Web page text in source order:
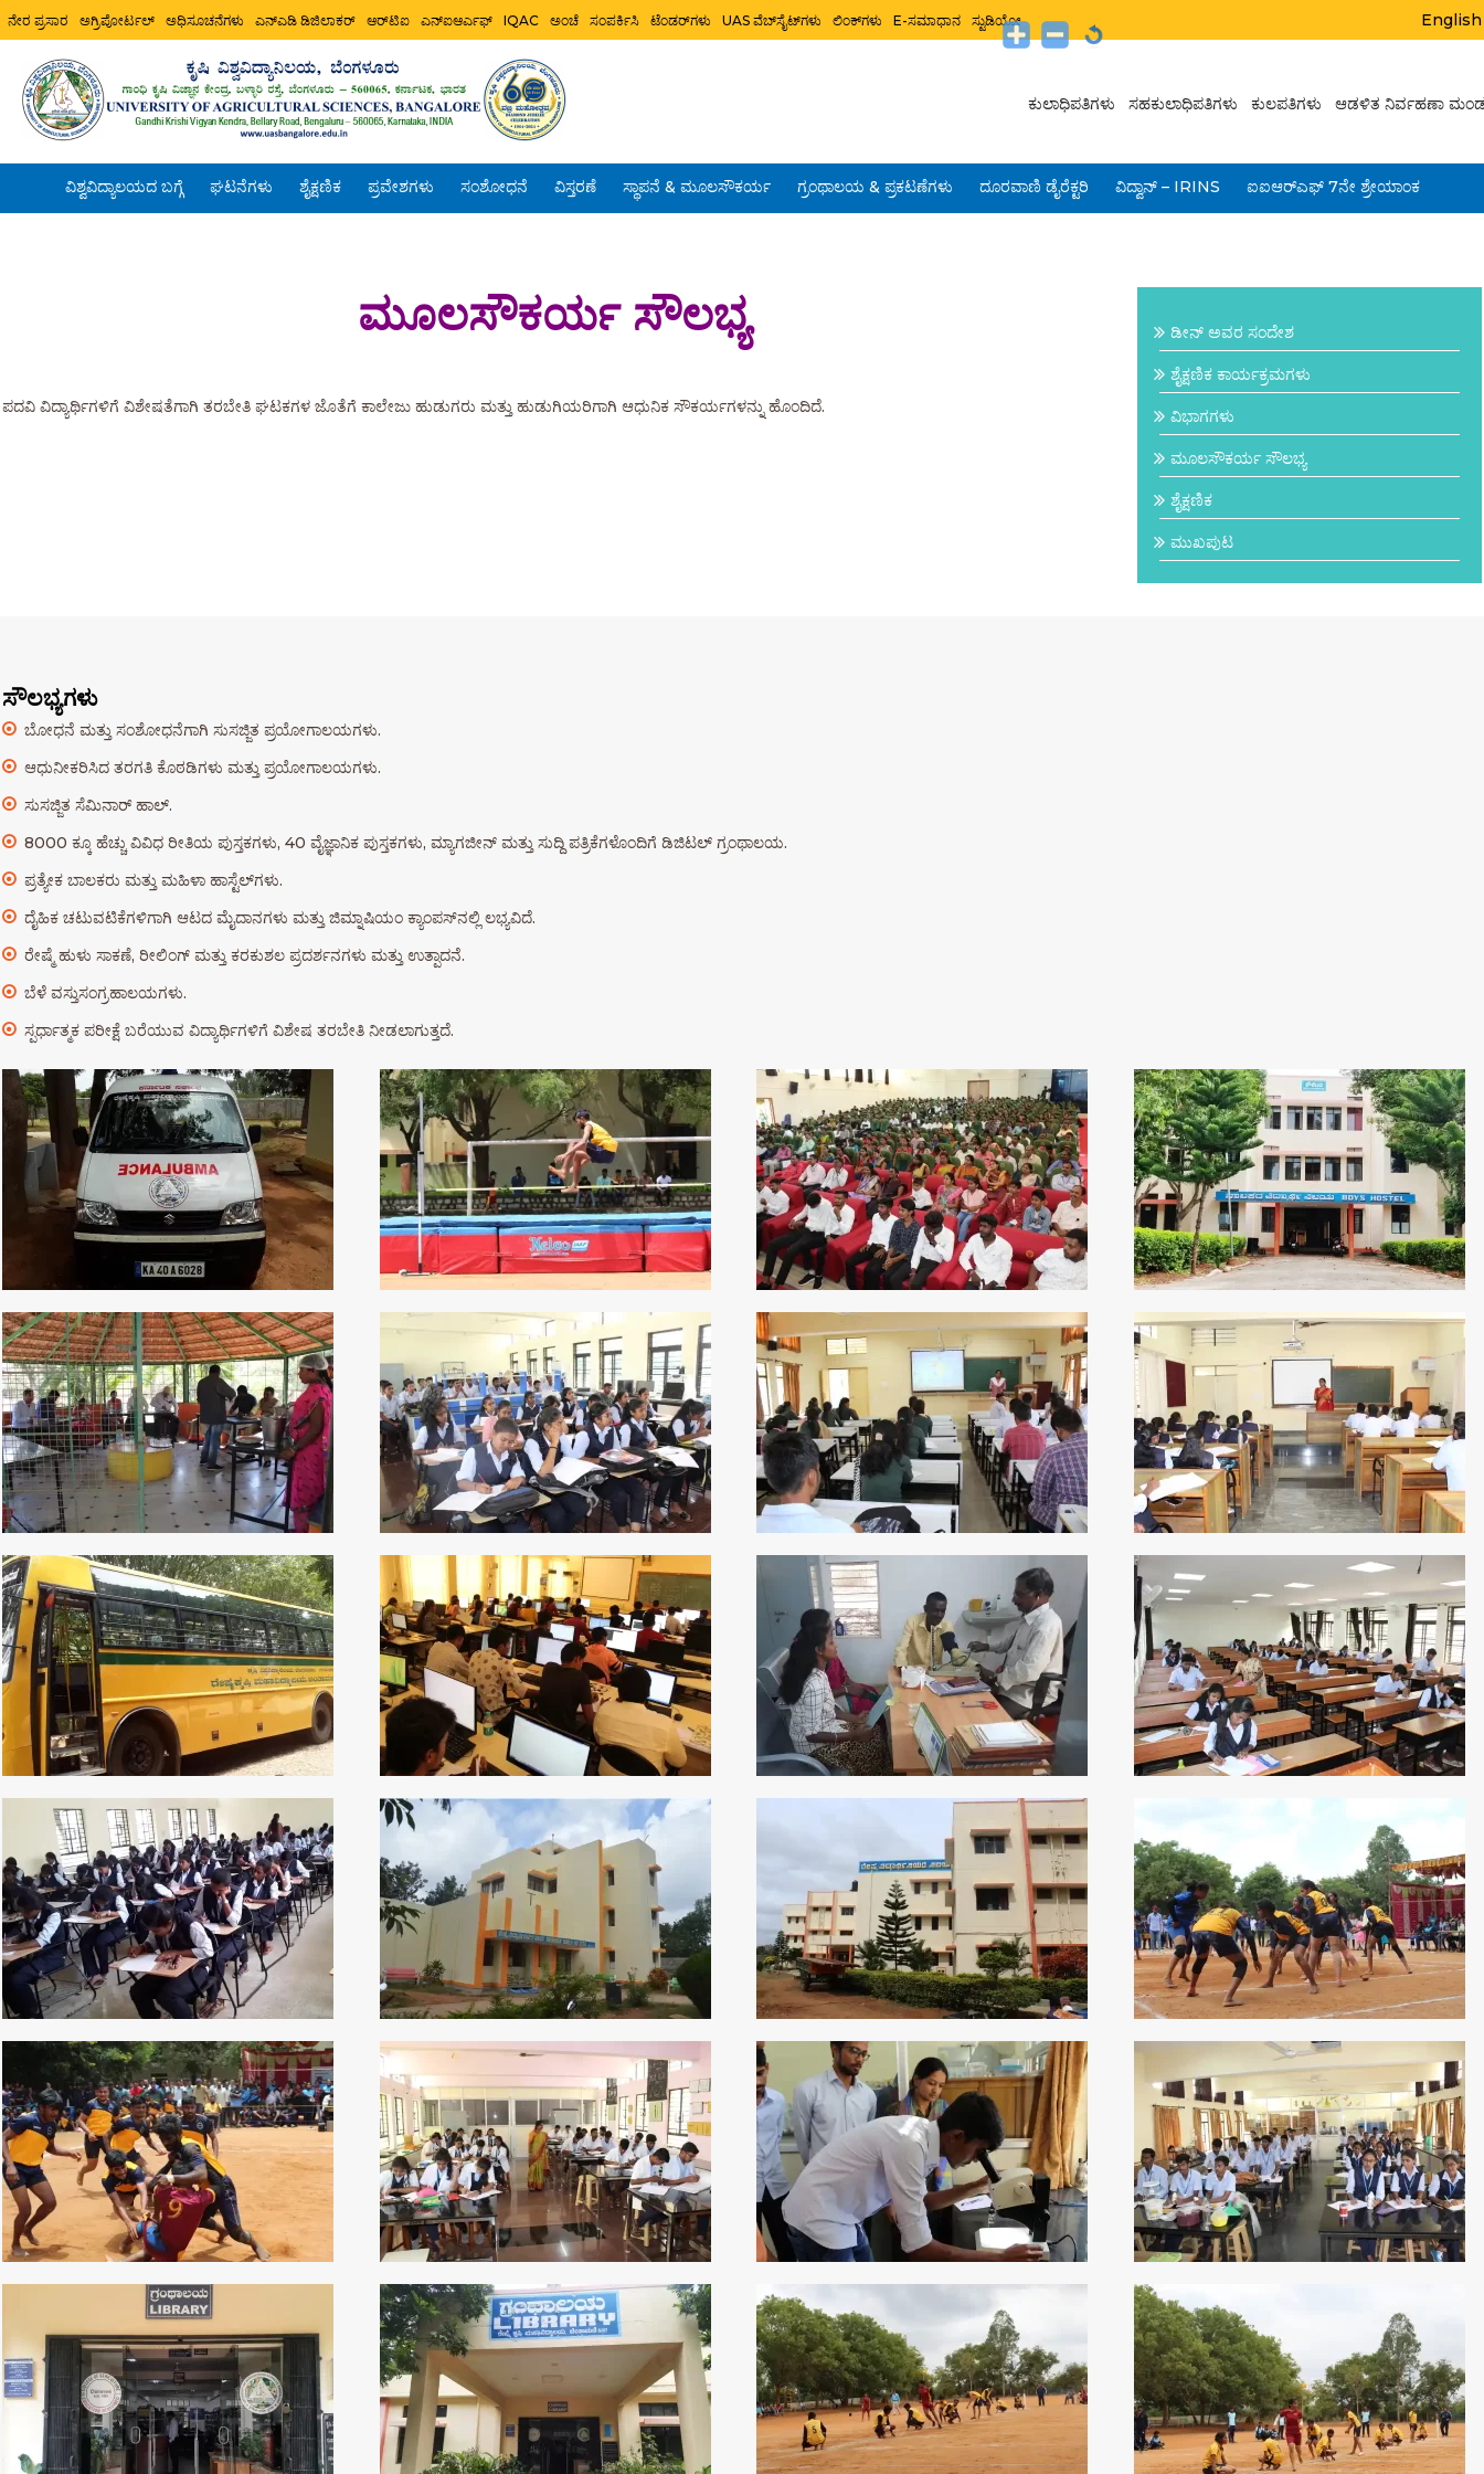
ನೇರ ಪ್ರಸಾರ ಅಗ್ರಿಪೋರ್ಟಲ್ ಅಧಿಸೂಚನೆಗಳು ಎನ್ಎಡಿ ಡಿಜಿಲಾಕರ್ ಆರ್‌ಟಿಐ ಎನ್ಐಆರ್ಎಫ್ IQAC ಅಂಚೆ ಸಂಪರ್ಕಿಸಿ ಟೆಂಡರ್‌ಗಳು UAS ವೆಬ್‌ಸೈಟ್‌ಗಳು ಲಿಂಕ್‌ಗಳು E-ಸಮಾಧಾನ ಸ್ಟುಡಿಯೋ English
ಕುಲಾಧಿಪತಿಗಳು ಸಹಕುಲಾಧಿಪತಿಗಳು ಕುಲಪತಿಗಳು ಆಡಳಿತ ನಿರ್ವಹಣಾ
ವಿಶ್ವವಿದ್ಯಾಲಯದ ಬಗ್ಗೆ ಘಟನೆಗಳು ಶೈಕ್ಷಣಿಕ ಪ್ರವೇಶಗಳು ಸಂಶೋಧನೆ ವಿಸ್ತರಣೆ ಸ್ಥಾಪನೆ & ಮೂಲಸೌಕರ್ಯ ಗ್ರಂಥಾಲಯ & ಪ್ರಕಟಣೆಗಳು ದೂರವಾಣಿ ಡೈರೆಕ್ಟರಿ ವಿದ್ವಾನ್ – IRINS ಐಐಆರ್‌ಎಫ್ 7ನೇ ಶ್ರೇಯಾಂಕ
ಮೂಲಸೌಕರ್ಯ ಸೌಲಭ್ಯ
ಪದವಿ ವಿದ್ಯಾರ್ಥಿಗಳಿಗೆ ವಿಶೇಷತೆಗಾಗಿ ತರಬೇತಿ ಘಟಕಗಳ ಜೊತೆಗೆ ಕಾಲೇಜು ಹುಡುಗರು ಮತ್ತು ಹುಡುಗಿಯರಿಗಾಗಿ ಆಧುನಿಕ ಸೌಕರ್ಯಗಳನ್ನು ಹೊಂದಿದೆ.
ಡೀನ್ ಅವರ ಸಂದೇಶ
ಶೈಕ್ಷಣಿಕ ಕಾರ್ಯಕ್ರಮಗಳು
ವಿಭಾಗಗಳು
ಮೂಲಸೌಕರ್ಯ ಸೌಲಭ್ಯ
ಶೈಕ್ಷಣಿಕ
ಮುಖಪುಟ
ಸೌಲಭ್ಯಗಳು
ಬೋಧನೆ ಮತ್ತು ಸಂಶೋಧನೆಗಾಗಿ ಸುಸಜ್ಜಿತ ಪ್ರಯೋಗಾಲಯಗಳು.
ಆಧುನೀಕರಿಸಿದ ತರಗತಿ ಕೊಠಡಿಗಳು ಮತ್ತು ಪ್ರಯೋಗಾಲಯಗಳು.
ಸುಸಜ್ಜಿತ ಸೆಮಿನಾರ್ ಹಾಲ್.
8000 ಕ್ಕೂ ಹೆಚ್ಚು ವಿವಿಧ ರೀತಿಯ ಪುಸ್ತಕಗಳು, 40 ವೈಜ್ಞಾನಿಕ ಪುಸ್ತಕಗಳು, ಮ್ಯಾಗಜೀನ್ ಮತ್ತು ಸುದ್ದಿ ಪತ್ರಿಕೆಗಳೊಂದಿಗೆ ಡಿಜಿಟಲ್ ಗ್ರಂಥಾಲಯ.
ಪ್ರತ್ಯೇಕ ಬಾಲಕರು ಮತ್ತು ಮಹಿಳಾ ಹಾಸ್ಟೆಲ್‌ಗಳು.
ದೈಹಿಕ ಚಟುವಟಿಕೆಗಳಿಗಾಗಿ ಆಟದ ಮೈದಾನಗಳು ಮತ್ತು ಜಿಮ್ನಾಷಿಯಂ ಕ್ಯಾಂಪಸ್‌ನಲ್ಲಿ ಲಭ್ಯವಿದೆ.
ರೇಷ್ಮೆ ಹುಳು ಸಾಕಣೆ, ರೀಲಿಂಗ್ ಮತ್ತು ಕರಕುಶಲ ಪ್ರದರ್ಶನಗಳು ಮತ್ತು ಉತ್ಪಾದನೆ.
ಬೆಳೆ ವಸ್ತುಸಂಗ್ರಹಾಲಯಗಳು.
ಸ್ಪರ್ಧಾತ್ಮಕ ಪರೀಕ್ಷೆ ಬರೆಯುವ ವಿದ್ಯಾರ್ಥಿಗಳಿಗೆ ವಿಶೇಷ ತರಬೇತಿ ನೀಡಲಾಗುತ್ತದೆ.